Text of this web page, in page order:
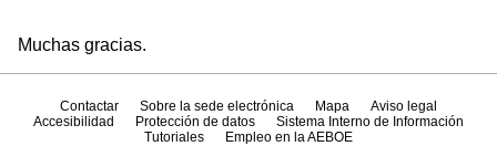
Muchas gracias.
Contactar Sobre la sede electrónica Mapa
Aviso legal
Accesibilidad
Protección de datos
Sistema Interno de Información
Tutoriales
Empleo en la AEBOE